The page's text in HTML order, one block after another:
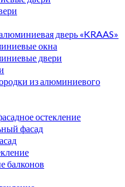
дверь «KRAAS»
окна
двери
из алюминиевого
остекление
фасад
балконов